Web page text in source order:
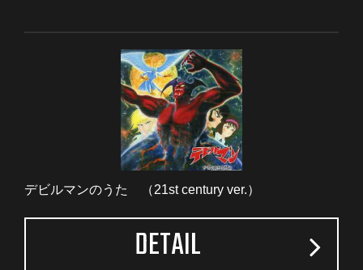
デビルマンのうた （21st century ver.）
DETAIL